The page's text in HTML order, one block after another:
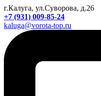
г.Калуга, ул.Суворова, д.26
+7 (931) 009-85-24
kaluga@vorota-top.ru